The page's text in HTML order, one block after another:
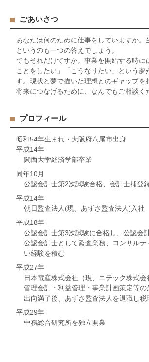
ごあいさつ
あなたは何のために仕事をしていますか。
というのも一つの答えでしょう。
でもそれだけですか。事業を開始する時に
ことをしたい」「こうなりたい」という夢
す。現状と夢で描いた理想とのギャップを
将来につなげるために、なんでもご相談く
プロフィール
昭和54年生まれ・大阪府八尾市出身
平成14年
関西大学経済学部卒業
同年10月
公認会計士第2次試験合格、会計士補登
平成14年
朝日監査法人(現、あずさ監査法人)入社
平成18年
公認会計士第3次試験に合格し、公認会
公認会計士として監査業務、コンサルテ
い経験を積む
平成27年
日本電産株式会社（現、ニデック株式会
管理会計・利益管理・事業計画策定等の
出向満了後、あずさ監査法人を退職し税
平成29年
中務総合研究所を独立開業